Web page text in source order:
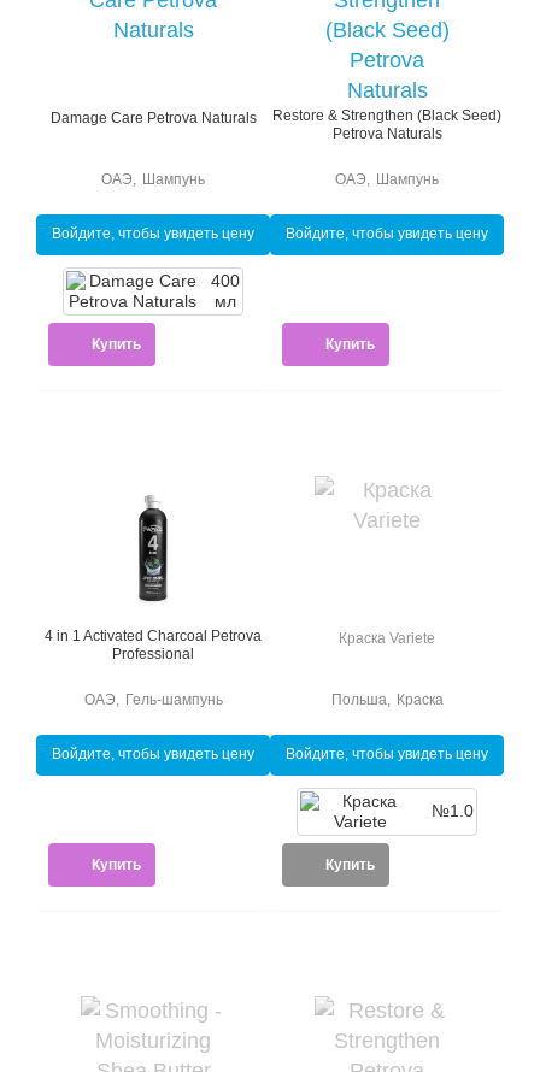
Damage Care Petrova Naturals
Шампунь
ОАЭ
Войдите, чтобы увидеть цену
400
мл
Купить
Restore & Strengthen (Black Seed)
Petrova Naturals
Шампунь
ОАЭ
Войдите, чтобы увидеть цену
Купить
4 in 1 Activated Charcoal Petrova
Professional
Гель-шампунь
ОАЭ
Войдите, чтобы увидеть цену
Купить
Краска Variete
Краска
Польша
Войдите, чтобы увидеть цену
№1.0
Купить